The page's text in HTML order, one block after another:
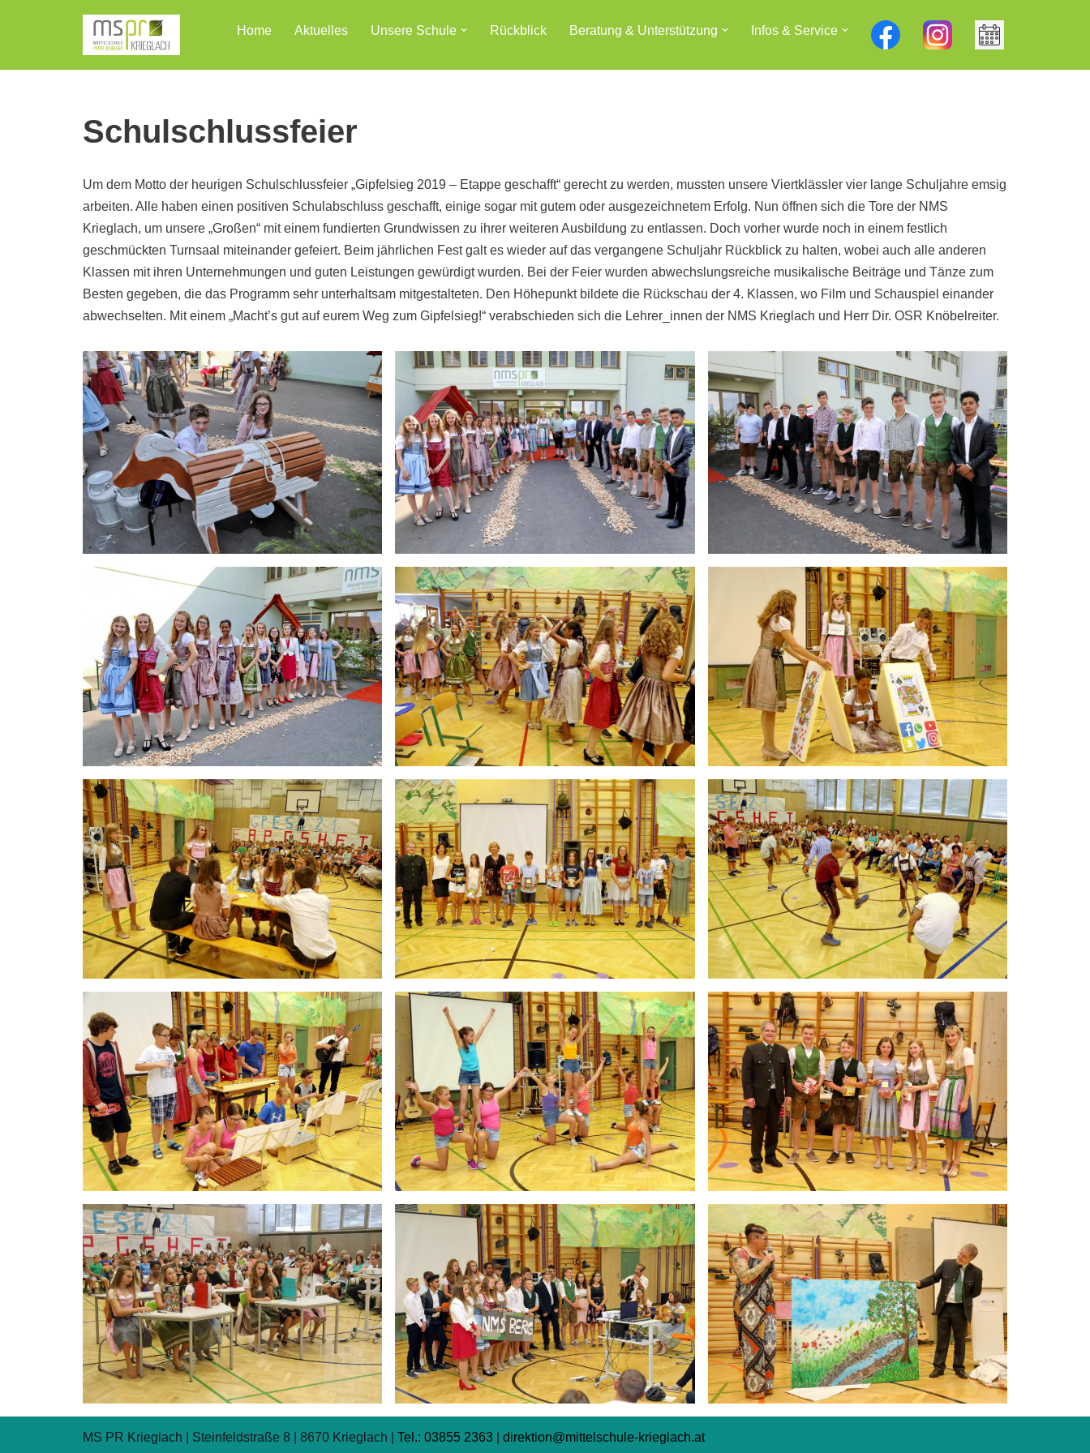
Inhalt
Home Aktuelles Unsere Schule Rückblick Beratung & Unterstützung Infos & Service
Schulschlussfeier
Um dem Motto der heurigen Schulschlussfeier „Gipfelsieg 2019 – Etappe geschafft“ gerecht zu werden, mussten unsere Viertklässler vier lange Schuljahre emsig
arbeiten. Alle haben einen positiven Schulabschluss geschafft, einige sogar mit gutem oder ausgezeichnetem Erfolg. Nun öffnen sich die Tore der NMS
Krieglach, um unsere „Großen“ mit einem fundierten Grundwissen zu ihrer weiteren Ausbildung zu entlassen. Doch vorher wurde noch in einem festlich
geschmückten Turnsaal miteinander gefeiert. Beim jährlichen Fest galt es wieder auf das vergangene Schuljahr Rückblick zu halten, wobei auch alle anderen
Klassen mit ihren Unternehmungen und guten Leistungen gewürdigt wurden. Bei der Feier wurden abwechslungsreiche musikalische Beiträge und Tänze zum
Besten gegeben, die das Programm sehr unterhaltsam mitgestalteten. Den Höhepunkt bildete die Rückschau der 4. Klassen, wo Film und Schauspiel einander
abwechselten. Mit einem „Macht’s gut auf eurem Weg zum Gipfelsieg!“ verabschieden sich die Lehrer_innen der NMS Krieglach und Herr Dir. OSR Knöbelreiter.
MS PR Krieglach | Steinfeldstraße 8 | 8670 Krieglach | Tel.: 03855 2363 direktion@mittelschule-krieglach.at